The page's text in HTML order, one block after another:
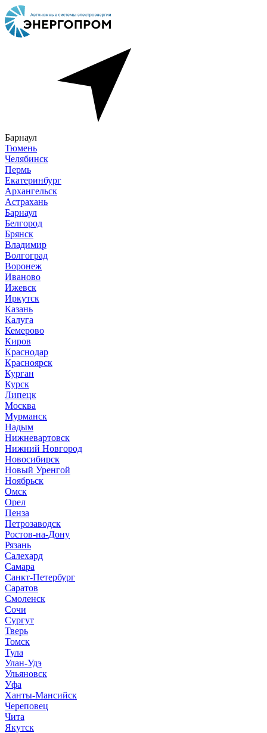
Барнаул
Тюмень
Челябинск
Пермь
Екатеринбург
Архангельск
Астрахань
Барнаул
Белгород
Брянск
Владимир
Волгоград
Воронеж
Иваново
Ижевск
Иркутск
Казань
Калуга
Кемерово
Киров
Краснодар
Красноярск
Курган
Курск
Липецк
Москва
Мурманск
Надым
Нижневартовск
Нижний Новгород
Новосибирск
Новый Уренгой
Ноябрьск
Омск
Орел
Пенза
Петрозаводск
Ростов-на-Дону
Рязань
Салехард
Самара
Санкт-Петербург
Саратов
Смоленск
Сочи
Сургут
Тверь
Томск
Тула
Улан-Удэ
Ульяновск
Уфа
Ханты-Мансийск
Череповец
Чита
Якутск